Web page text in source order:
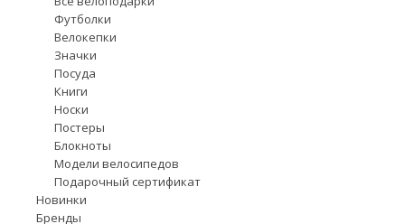
Футболки
Велокепки
Значки
Посуда
Книги
Носки
Постеры
Блокноты
Модели велосипедов
Подарочный сертификат
Новинки
Бренды